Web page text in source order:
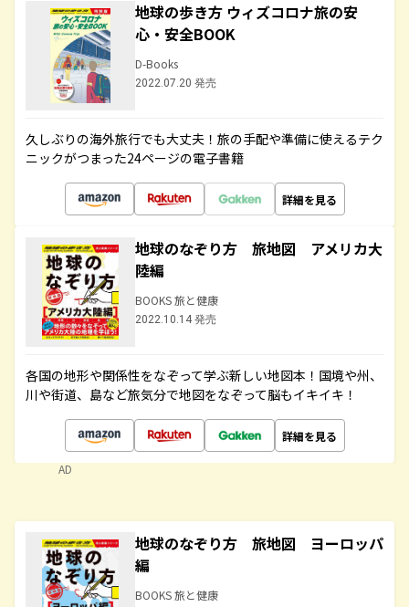
地球の歩き方 ウィズコロナ旅の安
心・安全BOOK
D-Books
2022.07.20 発売
久しぶりの海外旅行でも大丈夫！旅の手配や準備に使えるテク
ニックがつまった24ページの電子書籍
詳細を見る
地球のなぞり方 旅地図 アメリカ大
陸編
BOOKS 旅と健康
2022.10.14 発売
各国の地形や関係性をなぞって学ぶ新しい地図本！国境や州、
川や街道、島など旅気分で地図をなぞって脳もイキイキ！
詳細を見る
AD
地球のなぞり方 旅地図 ヨーロッパ
編
BOOKS 旅と健康